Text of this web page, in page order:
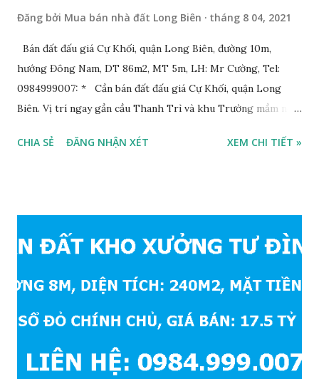
Đăng bởi Mua bán nhà đất Long Biên tháng 8 04, 2021
Bán đất đấu giá Cự Khối, quận Long Biên, đường 10m,
hướng Đông Nam, DT 86m2, MT 5m, LH: Mr Cường, Tel:
0984999007: * Cần bán đất đấu giá Cự Khối, quận Long
Biên. Vị trí ngay gần cầu Thanh Trì và khu Trường mầm non,
đấu giá phường Cự Khối, khu đấu giá mới năm 2020, hạ tầng
Khối khoảng 300m. Cách vòng xuyến cuối đường Cổ Linh và
sẽ rất đẹp, lý tưởng để ở, văn phòng, hoặc xây căn hộ cho
10m và vỉa hè rộng 3m, hướng Đông Nam; * Pháp lý: sổ đỏ
chính chủ; * Giá bán: 6.15 tỷ, có thương lượng với khách
thiện chí mua; Liên hệ: Mr Cường, Tel: 0984999007...
CHIA SẺ ĐĂNG NHẬN XÉT XEM CHI TIẾT »